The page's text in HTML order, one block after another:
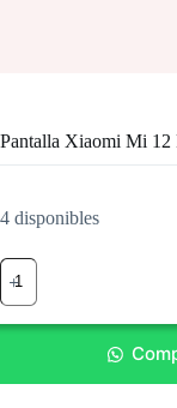
Pantalla Xiaomi Mi 12
4 disponibles
Pantalla
Xiaomi
Mi
12
cantidad